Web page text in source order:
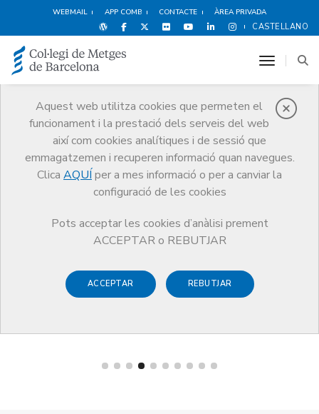
WEBMAIL APP COMB CONTACTE ÀREA PRIVADA
CASTELLANO
Aquest web utilitza cookies que permeten el
funcionament i la prestació dels serveis del web
així com cookies analítiques i de sessió que
emmagatzemen i recuperen informació quan navegues.
Clica AQUÍ per a mes informació o per a canviar la
configuració de les cookies
Pots acceptar les cookies d’anàlisi prement
ACCEPTAR o REBUTJAR
ACCEPTAR REBUTJAR
toggle
Avantatges i
descomptes
Serveis Altres serveis
Avantatges i descomptes